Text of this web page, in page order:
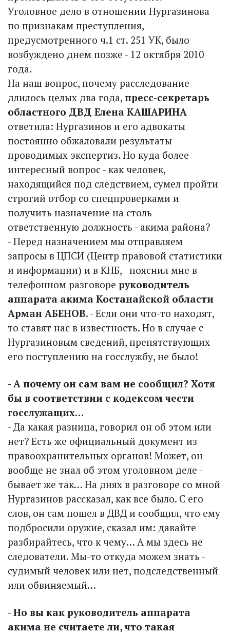
Уголовное дело в отношении Нургазинова
по признакам преступления,
предусмотренного ч.1 ст. 251 УК, было
возбуждено днем позже - 12 октября 2010
года.
На наш вопрос, почему расследование
длилось целых два года, пресс-секретарь
областного ДВД Елена КАШАРИНА
ответила: Нургазинов и его адвокаты
постоянно обжаловали результаты
проводимых экспертиз. Но куда более
интересный вопрос - как человек,
находящийся под следствием, сумел пройти
строгий отбор со спецпроверками и
получить назначение на столь
ответственную должность - акима района?
- Перед назначением мы отправляем
запросы в ЦПСИ (Центр правовой статистики
и информации) и в КНБ, - пояснил мне в
телефонном разговоре руководитель
аппарата акима Костанайской области
Арман АБЕНОВ. - Если они что-то находят,
то ставят нас в известность. Но в случае с
Нургазиновым сведений, препятствующих
его поступлению на госслужбу, не было!
- А почему он сам вам не сообщил? Хотя
бы в соответствии с кодексом чести
госслужащих…
- Да какая разница, говорил он об этом или
нет? Есть же официальный документ из
правоохранительных органов! Может, он
вообще не знал об этом уголовном деле -
бывает же так… На днях в разговоре со мной
Нургазинов рассказал, как все было. С его
слов, он сам пошел в ДВД и сообщил, что ему
подбросили оружие, сказал им: давайте
разбирайтесь, что к чему… А мы здесь не
следователи. Мы-то откуда можем знать -
судимый человек или нет, подследственный
или обвиняемый…
- Но вы как руководитель аппарата
акима не считаете ли, что такая